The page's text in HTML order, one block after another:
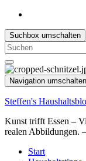
Suchbox umschalten
Search
for:
Navigation umschalten
Steffen's
Kunst trifft Essen –
realen Abbildungen.
Start